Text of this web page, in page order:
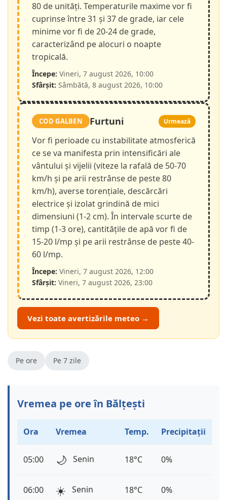
80 de unități. Temperaturile maxime vor fi
cuprinse între 31 și 37 de grade, iar cele
minime vor fi de 20-24 de grade,
caracterizând pe alocuri o noapte
tropicală.
Începe: Vineri, 7 august 2026, 10:00
Sfârșit: Sâmbătă, 8 august 2026, 10:00
COD GALBEN Furtuni Urmează
Vor fi perioade cu instabilitate atmosferică
ce se va manifesta prin intensificări ale
vântului și vijelii (viteze la rafală de 50-70
km/h și pe arii restrânse de peste 80
km/h), averse torențiale, descărcări
electrice și izolat grindină de mici
dimensiuni (1-2 cm). În intervale scurte de
timp (1-3 ore), cantitățile de apă vor fi de
15-20 l/mp și pe arii restrânse de peste 40-
60 l/mp.
Începe: Vineri, 7 august 2026, 12:00
Sfârșit: Vineri, 7 august 2026, 23:00
Vezi toate avertizările meteo →
Pe ore Pe 7 zile
Vremea pe ore în Bălțești
Ora Vremea Temp. Precipitații
05:00 🌙 Senin 18°C 0%
06:00 ☀️ Senin 18°C 0%